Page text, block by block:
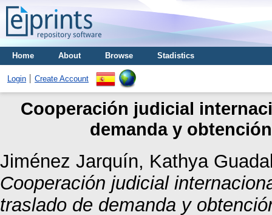
Home About Browse Stadistics
Login Create Account
Cooperación judicial
demanda y
Jiménez Jarquín, Kathya
Cooperación judicial
traslado de demanda y